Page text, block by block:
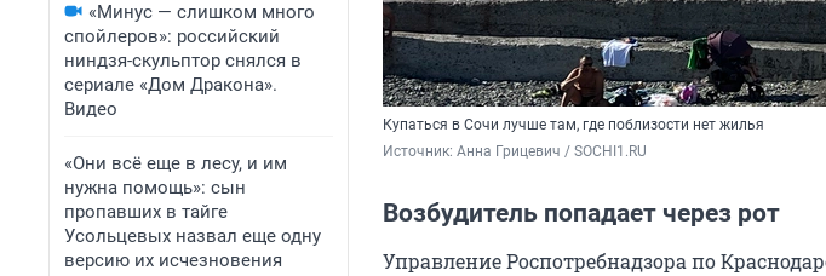
«Минус — слишком много
спойлеров»: российский
ниндзя-скульптор снялся в
сериале «Дом Дракона».
Видео
«Они всё еще в лесу, и им
нужна помощь»: сын
пропавших в тайге
Усольцевых назвал еще одну
версию их исчезновения
Купаться в Сочи лучше там, где поблизости нет жилья
Источник: Анна Грицевич / SOCHI1.RU
Возбудитель попадает через рот
Управление Роспотребнадзора по